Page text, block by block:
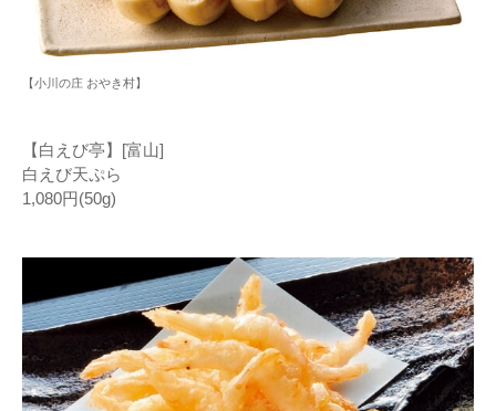
【小川の庄 おやき村】
【白えび亭】[富山]
白えび天ぷら
1,080円(50g)